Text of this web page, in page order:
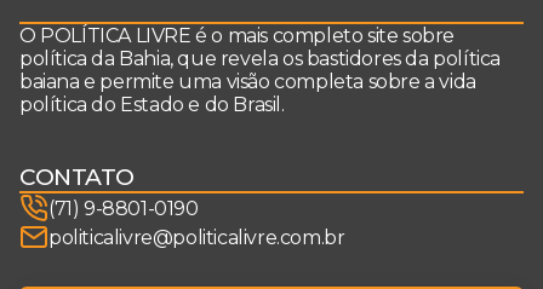
O POLÍTICA LIVRE é o mais completo site sobre
política da Bahia, que revela os bastidores da política
baiana e permite uma visão completa sobre a vida
política do Estado e do Brasil.
CONTATO
(71) 9-8801-0190
politicalivre@politicalivre.com.br